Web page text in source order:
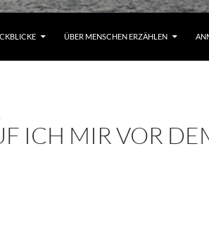
ÜBER MENSCHEN ERZÄHLEN
ICH MIR VOR